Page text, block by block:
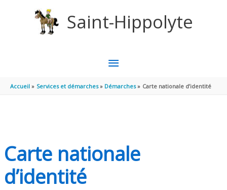
Saint-Hippolyte
MENU
PRINCIPAL
Accueil Services et démarches Démarches Carte nationale d’identité
Carte nationale
d’identité